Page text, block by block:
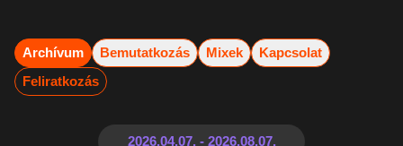
Archívum Bemutatkozás Mixek
Kapcsolat
Feliratkozás